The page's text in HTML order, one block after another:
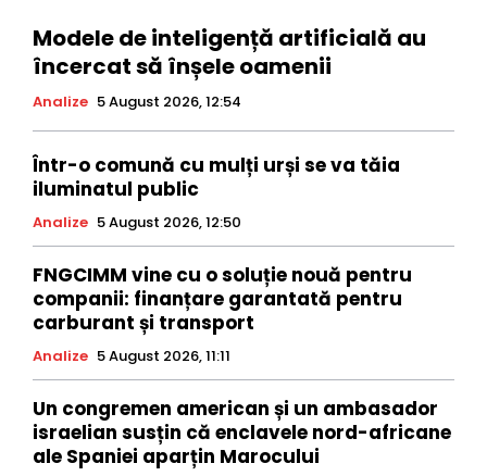
Modele de inteligență artificială au
încercat să înșele oamenii
Analize 5 August 2026, 12:54
Într-o comună cu mulți urși se va tăia
iluminatul public
Analize 5 August 2026, 12:50
FNGCIMM vine cu o soluție nouă pentru
companii: finanțare garantată pentru
carburant și transport
Analize 5 August 2026, 11:11
Un congremen american și un ambasador
israelian susțin că enclavele nord-africane
ale Spaniei aparțin Marocului